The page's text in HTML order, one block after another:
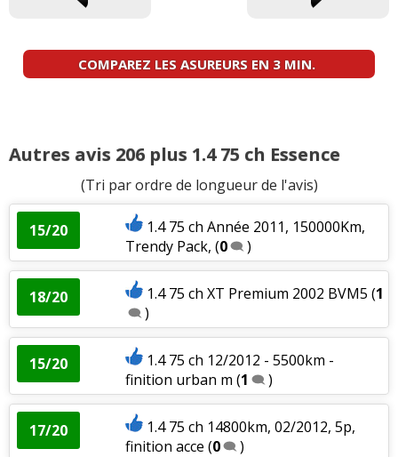
COMPAREZ LES ASUREURS EN 3 MIN.
Autres avis 206 plus 1.4 75 ch Essence
(Tri par ordre de longueur de l'avis)
15/20
1.4 75 ch Année 2011, 150000Km,
Trendy Pack, (0 )
18/20 1.4 75 ch XT Premium 2002 BVM5 (1
)
15/20
1.4 75 ch 12/2012 - 5500km -
finition urban m (1 )
17/20
1.4 75 ch 14800km, 02/2012, 5p,
finition acce (0 )